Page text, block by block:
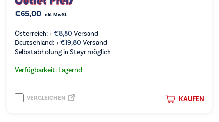
€65,00 inkl. MwSt.
Österreich: +€8,80 Versand
Deutschland: +€19,80 Versand
Selbstabholung in Steyr möglich
Verfügbarkeit: Lagernd
KAUFEN
VERGLEICHEN